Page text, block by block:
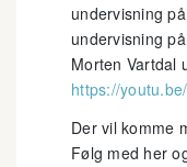
undervisning
undervisning
Morten Vartdal
https://
Der vil komme
Følg med her